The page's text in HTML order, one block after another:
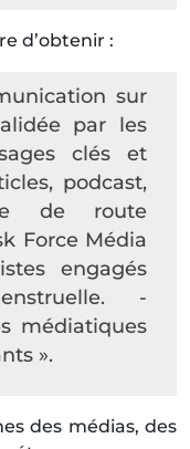
d’obtenir :
sur
par les
clés et
podcast,
de route
Force Média
engagés
-
médiatiques
».
des médias, des